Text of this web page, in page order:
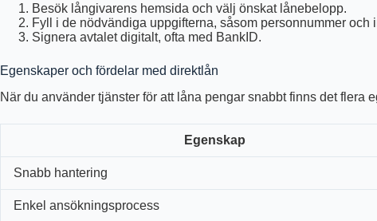
Besök långivarens hemsida och välj önskat lånebelopp.
Fyll i de nödvändiga uppgifterna, såsom personnummer och
Signera avtalet digitalt, ofta med BankID.
Egenskaper och fördelar med direktlån
När du använder tjänster för att låna pengar snabbt finns det flera
Egenskap
Snabb hantering
Enkel ansökningsprocess